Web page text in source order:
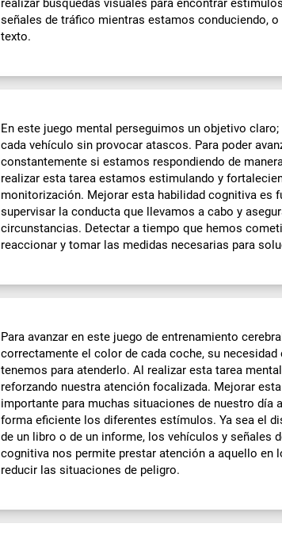
realizar búsquedas visuales para encontrar
señales de tráfico mientras estamos conduciendo,
texto.
En este juego mental perseguimos un objetivo
cada vehículo sin provocar atascos. Para poder
constantemente si estamos respondiendo de
realizar esta tarea estamos estimulando y
monitorización. Mejorar esta habilidad cognitiva es
supervisar la conducta que llevamos a cabo y
circunstancias. Detectar a tiempo que hemos
reaccionar y tomar las medidas necesarias para
Para avanzar en este juego de entrenamiento
correctamente el color de cada coche, su
tenemos para atenderlo. Al realizar esta tarea
reforzando nuestra atención focalizada. Mejorar
importante para muchas situaciones de nuestro día
forma eficiente los diferentes estímulos. Ya sea el
de un libro o de un informe, los vehículos y señales
cognitiva nos permite prestar atención a aquello en
reducir las situaciones de peligro.